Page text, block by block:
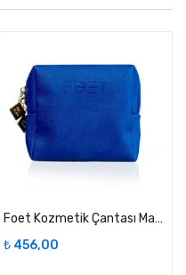
Foet Kozmetik Çantası Mavi, Gri
₺ 456,00